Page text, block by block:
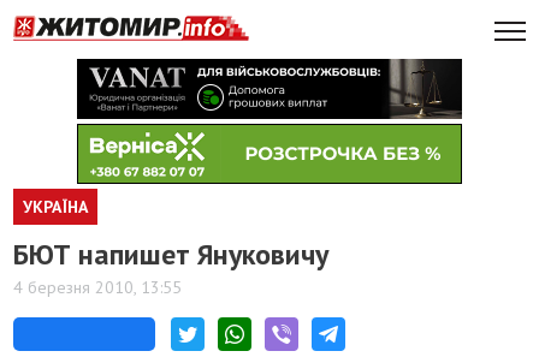
УКРАЇНА
БЮТ напишет Януковичу
4 березня 2010, 13:55